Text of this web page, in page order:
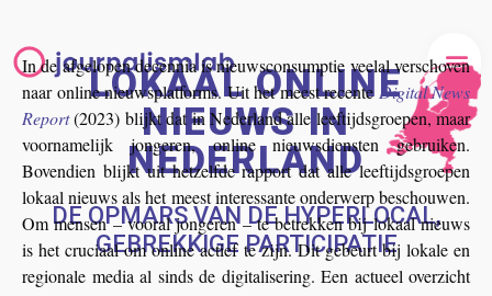
LOKAAL ONLINE
NIEUWS IN
NEDERLAND
DE OPMARS VAN DE HYPERLOCAL,
GEBREKKIGE PARTICIPATIE
In de afgelopen decennia is nieuwsconsumptie veelal verschoven
naar online nieuwsplatforms. Uit het meest recente Digital News
Report(2023) blijkt dat in Nederland alle leeftijdsgroepen, maar
voornamelijk jongeren, online nieuwsdiensten gebruiken.
Bovendien blijkt uit hetzelfde rapport dat alle leeftijdsgroepen
lokaal nieuws als het meest interessante onderwerp beschouwen.
Om mensen – vooral jongeren – te betrekken bij lokaal nieuws
is het cruciaal om online actief te zijn. Dit gebeurt bij lokale en
regionale media al sinds de digitalisering. Een actueel overzicht